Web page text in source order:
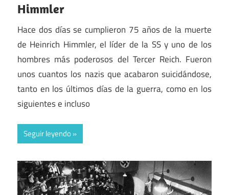
Himmler
Hace dos días se cumplieron 75 años de la muerte
de Heinrich Himmler, el líder de la SS y uno de los
hombres más poderosos del Tercer Reich. Fueron
unos cuantos los nazis que acabaron suicidándose,
tanto en los últimos días de la guerra, como en los
siguientes e incluso
Seguir leyendo